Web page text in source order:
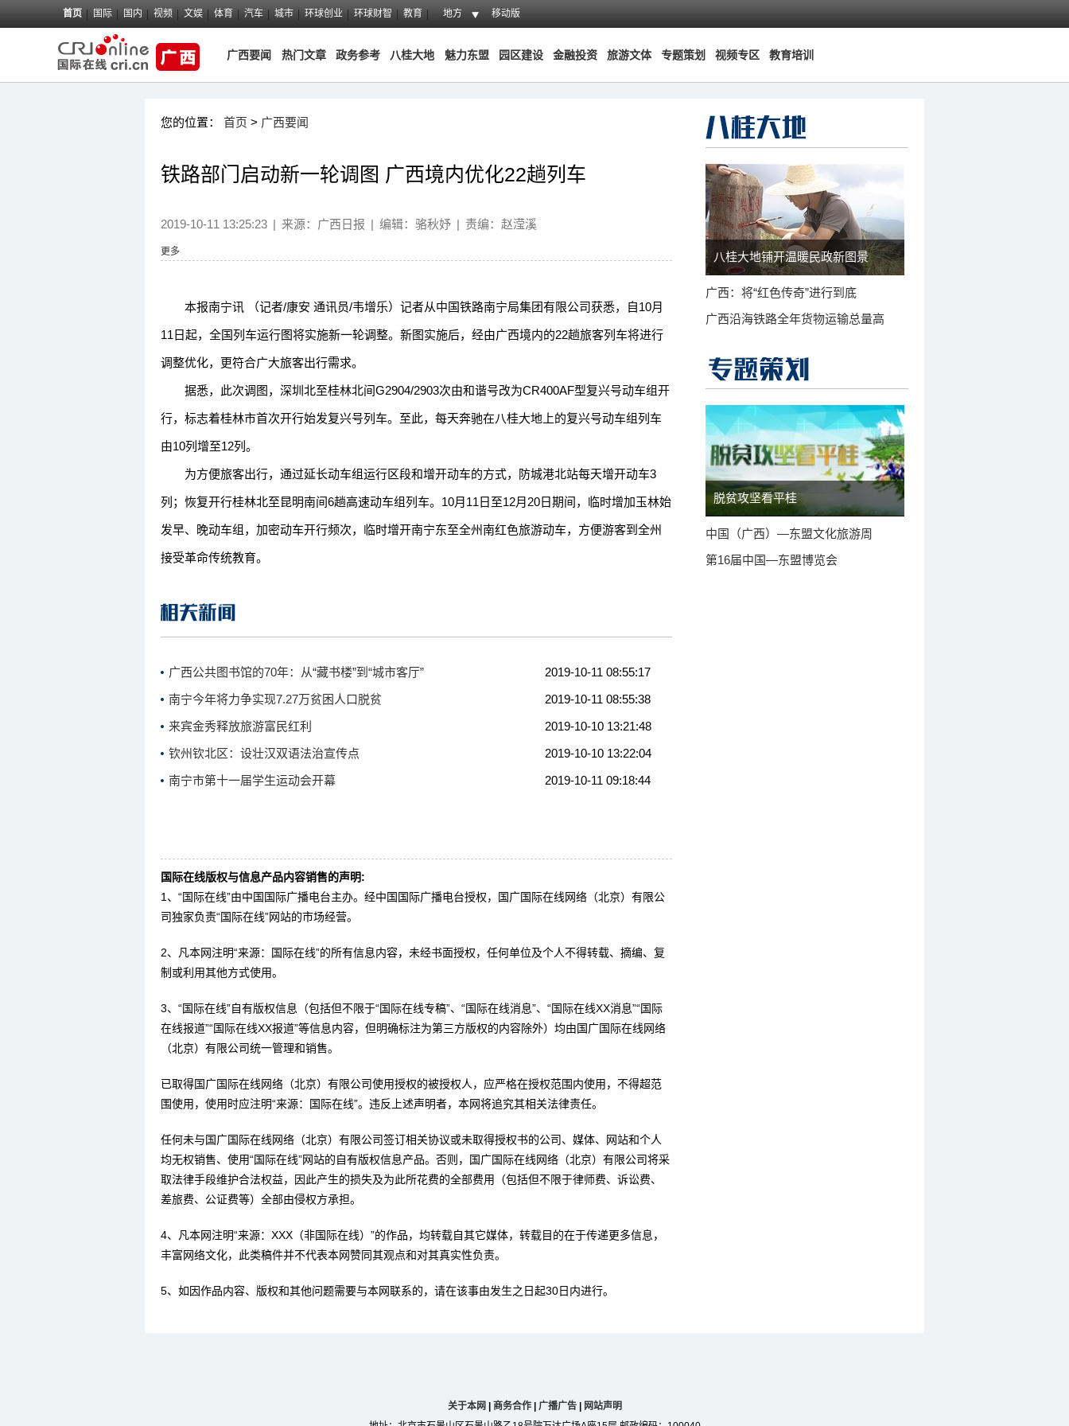
首页 国际 国内 视频 文娱 体育 汽车 城市 环球创业 环球财智 教育 地方 移动版
广西要闻 热门文章 政务参考 八桂大地 魅力东盟 园区建设 金融投资 旅游文体 专题策划 视频专区 教育培训
您的位置： 首页 > 广西要闻
铁路部门启动新一轮调图 广西境内优化22趟列车
2019-10-11 13:25:23 | 来源： 广西日报 | 编辑：骆秋妤 | 责编：赵滢溪
更多
本报南宁讯 （记者/康安 通讯员/韦增乐）记者从中国铁路南宁局集团有限公司获悉，自10月
11日起，全国列车运行图将实施新一轮调整。新图实施后，经由广西境内的22趟旅客列车将进行
调整优化，更符合广大旅客出行需求。
据悉，此次调图，深圳北至桂林北间G2904/2903次由和谐号改为CR400AF型复兴号动车组开
行，标志着桂林市首次开行始发复兴号列车。至此，每天奔驰在八桂大地上的复兴号动车组列车
由10列增至12列。
为方便旅客出行，通过延长动车组运行区段和增开动车的方式，防城港北站每天增开动车3
列；恢复开行桂林北至昆明南间6趟高速动车组列车。10月11日至12月20日期间，临时增加玉林始
发早、晚动车组，加密动车开行频次，临时增开南宁东至全州南红色旅游动车，方便游客到全州
接受革命传统教育。
2019-10-11 08:55:17
广西公共图书馆的70年：从“藏书楼”到“城市客厅”
2019-10-11 08:55:38
南宁今年将力争实现7.27万贫困人口脱贫
2019-10-10 13:21:48
来宾金秀释放旅游富民红利
2019-10-10 13:22:04
钦州钦北区：设壮汉双语法治宣传点
2019-10-11 09:18:44
南宁市第十一届学生运动会开幕
国际在线版权与信息产品内容销售的声明:
1、“国际在线”由中国国际广播电台主办。经中国国际广播电台授权，国广国际在线网络（北京）有限公
司独家负责“国际在线”网站的市场经营。
2、凡本网注明“来源：国际在线”的所有信息内容，未经书面授权，任何单位及个人不得转载、摘编、复
制或利用其他方式使用。
3、“国际在线”自有版权信息（包括但不限于“国际在线专稿”、“国际在线消息”、“国际在线XX消息”“国际
在线报道”“国际在线XX报道”等信息内容，但明确标注为第三方版权的内容除外）均由国广国际在线网络
（北京）有限公司统一管理和销售。
已取得国广国际在线网络（北京）有限公司使用授权的被授权人，应严格在授权范围内使用，不得超范
围使用，使用时应注明“来源：国际在线”。违反上述声明者，本网将追究其相关法律责任。
任何未与国广国际在线网络（北京）有限公司签订相关协议或未取得授权书的公司、媒体、网站和个人
均无权销售、使用“国际在线”网站的自有版权信息产品。否则，国广国际在线网络（北京）有限公司将采
取法律手段维护合法权益，因此产生的损失及为此所花费的全部费用（包括但不限于律师费、诉讼费、
差旅费、公证费等）全部由侵权方承担。
4、凡本网注明“来源：XXX（非国际在线）”的作品，均转载自其它媒体，转载目的在于传递更多信息，
丰富网络文化，此类稿件并不代表本网赞同其观点和对其真实性负责。
5、如因作品内容、版权和其他问题需要与本网联系的，请在该事由发生之日起30日内进行。
八桂大地铺开温暖民政新图景
广西：将“红色传奇”进行到底
广西沿海铁路全年货物运输总量高
脱贫攻坚看平桂
中国（广西）—东盟文化旅游周
第16届中国—东盟博览会
关于本网 商务合作| 广播广告|
网站声明